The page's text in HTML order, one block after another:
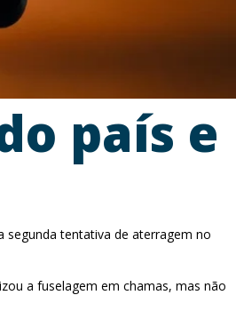
país e
segunda tentativa de aterragem no
a fuselagem em chamas, mas não